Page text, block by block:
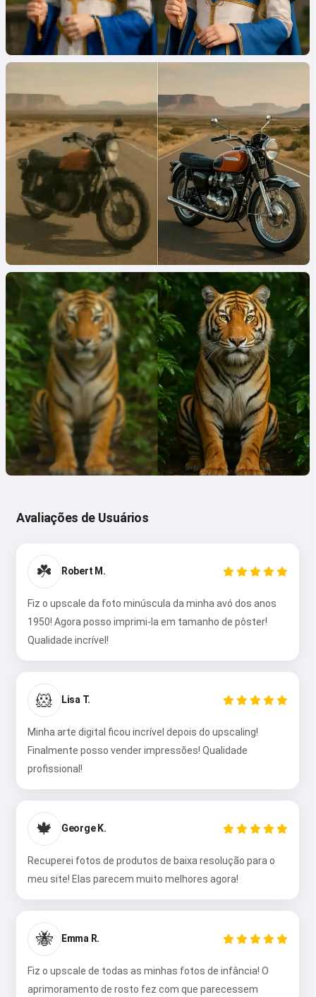
Avaliações de Usuários
☘️ Robert M.
Fiz o upscale da foto minúscula da minha avó dos anos
1950! Agora posso imprimi-la em tamanho de pôster!
Qualidade incrível!
🐹 Lisa T.
Minha arte digital ficou incrível depois do upscaling!
Finalmente posso vender impressões! Qualidade
profissional!
🍁 George K.
Recuperei fotos de produtos de baixa resolução para o
meu site! Elas parecem muito melhores agora!
🐝 Emma R.
Fiz o upscale de todas as minhas fotos de infância! O
aprimoramento de rosto fez com que parecessem